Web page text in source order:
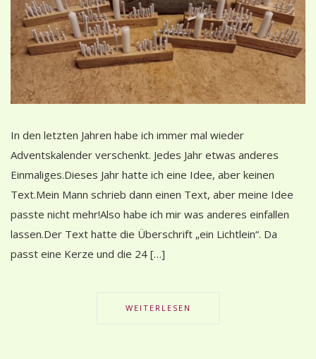
In den letzten Jahren habe ich immer mal wieder
Adventskalender verschenkt. Jedes Jahr etwas anderes
Einmaliges.Dieses Jahr hatte ich eine Idee, aber keinen
Text.Mein Mann schrieb dann einen Text, aber meine Idee
passte nicht mehr!Also habe ich mir was anderes einfallen
lassen.Der Text hatte die Überschrift „ein Lichtlein“. Da
passt eine Kerze und die 24 […]
WEITERLESEN